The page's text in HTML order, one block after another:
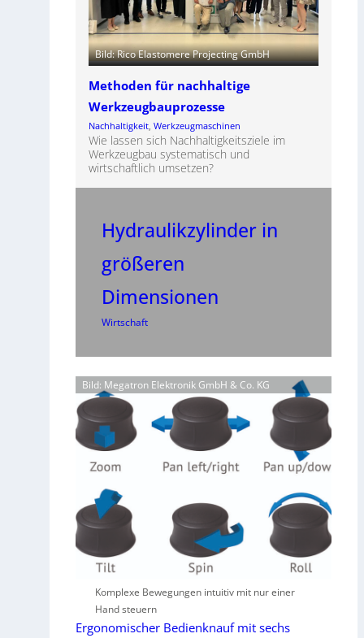
Bild: Rico Elastomere Projecting GmbH
Methoden für nachhaltige
Werkzeugbauprozesse
Nachhaltigkeit, Werkzeugmaschinen
Wie lassen sich Nachhaltigkeitsziele im
Werkzeugbau systematisch und
wirtschaftlich umsetzen?
Hydraulikzylinder in
größeren
Dimensionen
Wirtschaft
Bild: Megatron Elektronik GmbH & Co. KG
Komplexe Bewegungen intuitiv mit nur einer
Hand steuern
Ergonomischer Bedienknauf mit sechs